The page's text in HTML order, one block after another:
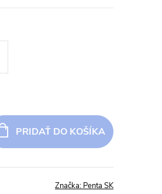
PRIDAŤ DO KOŠÍKA
Značka: Penta SK